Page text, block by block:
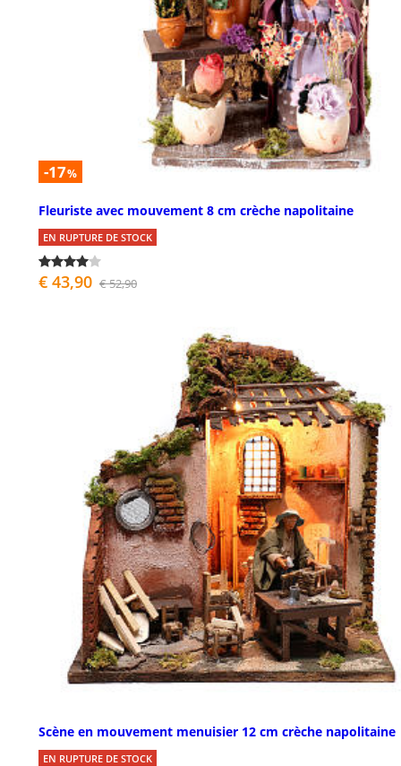
-17%
Fleuriste avec mouvement 8 cm crèche napolitaine
EN RUPTURE DE STOCK
€ 43,90 € 52,90
Scène en mouvement menuisier 12 cm crèche napolitaine
EN RUPTURE DE STOCK